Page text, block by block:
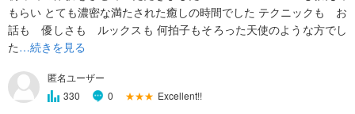
もらい とても濃密な満たされた癒しの時間でした テクニックも お
話も 優しさも ルックスも 何拍子もそろった天使のような方でし
た…続きを見る
匿名ユーザー
330
0 ★★★ Excellent!!